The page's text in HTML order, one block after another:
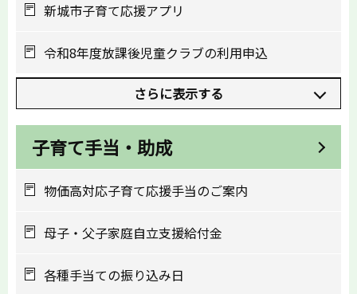
新城市子育て応援アプリ
令和8年度放課後児童クラブの利用申込
さらに表示する
子育て手当・助成
物価高対応子育て応援手当のご案内
母子・父子家庭自立支援給付金
各種手当ての振り込み日